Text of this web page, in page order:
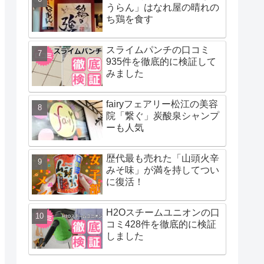
うらん」はなれ屋の晴れの
ち鶏を食す
スライムパンチの口コミ
935件を徹底的に検証して
みました
fairyフェアリー松江の美容
院「繋ぐ」炭酸泉シャンプ
ーも人気
歴代最も売れた「山頭火辛
みそ味」が満を持してつい
に復活！
H2Oスチームユニオンの口
コミ428件を徹底的に検証
しました